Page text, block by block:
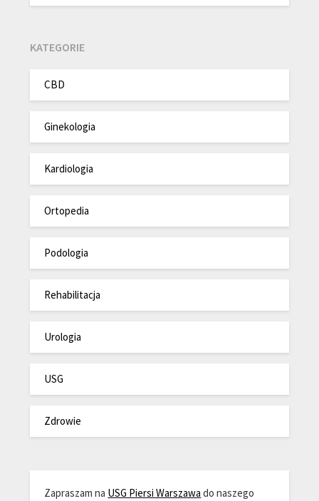
KATEGORIE
CBD
Ginekologia
Kardiologia
Ortopedia
Podologia
Rehabilitacja
Urologia
USG
Zdrowie
Zapraszam na USG Piersi Warszawa do naszego